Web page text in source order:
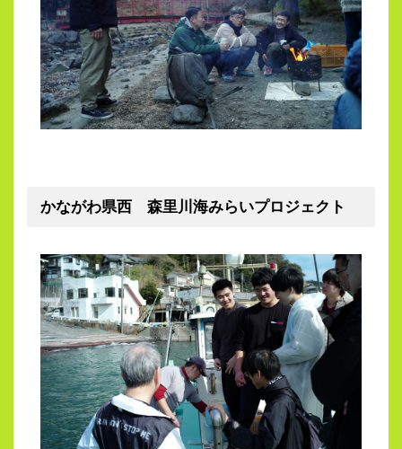
かながわ県西 森里川海みらいプロジェクト